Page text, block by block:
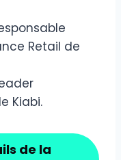
Retail de
Kiabi.
de la